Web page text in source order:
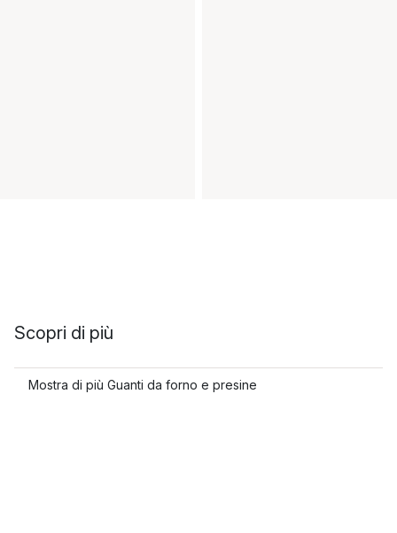
Scopri di più
Mostra di più Guanti da forno e presine